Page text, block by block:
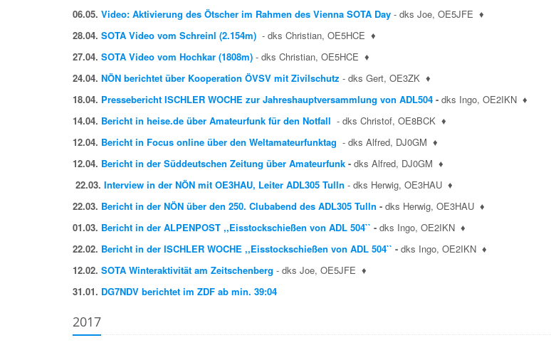
06.05. Video: Aktivierung des Ötscher im Rahmen des Vienna SOTA Day - dks Joe, OE5JFE ♦
28.04. SOTA Video vom Schreinl (2.154m) - dks Christian, OE5HCE ♦
27.04. SOTA Video vom Hochkar (1808m) - dks Christian, OE5HCE ♦
24.04. NÖN berichtet über Kooperation ÖVSV mit Zivilschutz - dks Gert, OE3ZK ♦
18.04. Pressebericht ISCHLER WOCHE zur Jahreshauptversammlung von ADL504 - dks Ingo, OE2IKN ♦
14.04. Bericht in heise.de über Amateurfunk für den Notfall - dks Christof, OE8BCK ♦
12.04. Bericht in Focus online über den Weltamateurfunktag - dks Alfred, DJ0GM ♦
12.04. Bericht in der Süddeutschen Zeitung über Amateurfunk - dks Alfred, DJ0GM ♦
22.03. Interview in der NÖN mit OE3HAU, Leiter ADL305 Tulln - dks Herwig, OE3HAU ♦
22.03. Bericht in der NÖN über den 250. Clubabend des ADL305 Tulln - dks Herwig, OE3HAU ♦
01.03. Bericht in der ALPENPOST ,,Eisstockschießen von ADL 504`` - dks Ingo, OE2IKN ♦
22.02. Bericht in der ISCHLER WOCHE ,,Eisstockschießen von ADL 504`` - dks Ingo, OE2IKN ♦
12.02. SOTA Winteraktivität am Zeitschenberg - dks Joe, OE5JFE ♦
31.01. DG7NDV berichtet im ZDF ab min. 39:04
2017